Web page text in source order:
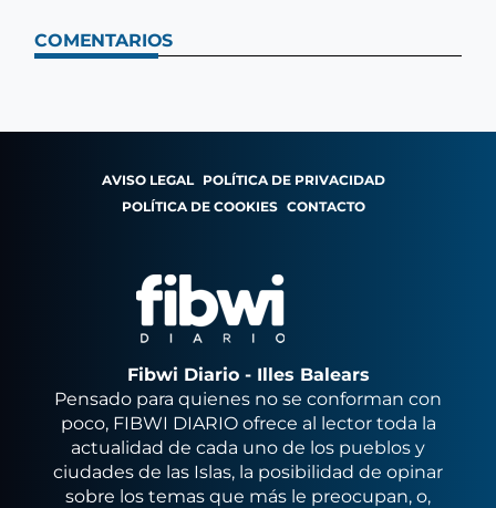
COMENTARIOS
AVISO LEGAL POLÍTICA DE PRIVACIDAD
POLÍTICA DE COOKIES CONTACTO
Fibwi Diario - Illes Balears
Pensado para quienes no se conforman con
poco, FIBWI DIARIO ofrece al lector toda la
actualidad de cada uno de los pueblos y
ciudades de las Islas, la posibilidad de opinar
sobre los temas que más le preocupan, o,